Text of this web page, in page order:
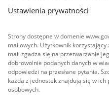
Ustawienia prywatności
Strony dostępne w domenie
mailowych. Użytkownik
mail zgadza się na przetwarzanie
dobrowolnie podanych danych w
odpowiedzi na przesłane pytania.
każdą z jednostek znajdują się w
osobowych.